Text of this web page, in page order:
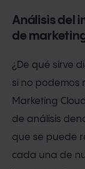
Análisis del
de
¿De qué sirve
si no podemos
Marketing
de análisis
que se puede
cada una de